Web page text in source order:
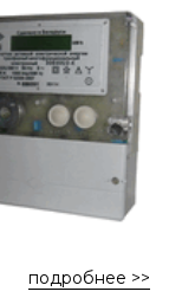
подробнее >>